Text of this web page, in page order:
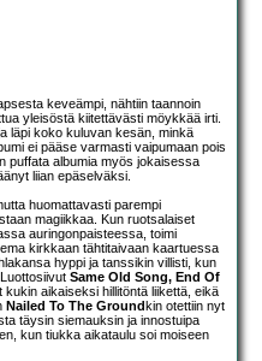
keveämpi, nähtiin taannoin
yleisöstä kiitettävästi möykkää irti.
läpi koko kuluvan kesän, minkä
ei pääse varmasti vaipumaan pois
puffata albumia myös jokaisessa
liian epäselväksi.
huomattavasti parempi
magiikkaa. Kun ruotsalaiset
auringonpaisteessa, toimi
kirkkaan tähtitaivaan kaartuessa
hyppi ja tanssikin villisti, kun
Same Old Song, End Of
kukin aikaiseksi hillitöntä liikettä, eikä
Nailed To The Ground kin otettiin nyt
täysin siemauksin ja innostuipa
kun tiukka aikataulu soi moiseen